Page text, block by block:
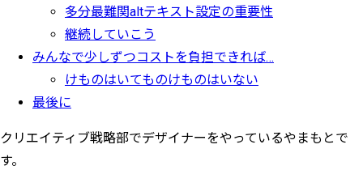
多分最難関altテキスト設定の重要性
継続していこう
みんなで少しずつコストを負担できれば…
けものはいてものけものはいない
最後に
クリエイティブ戦略部でデザイナーをやっているやまもとで
す。